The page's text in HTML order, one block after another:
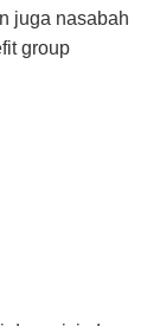
juga nasabah
group